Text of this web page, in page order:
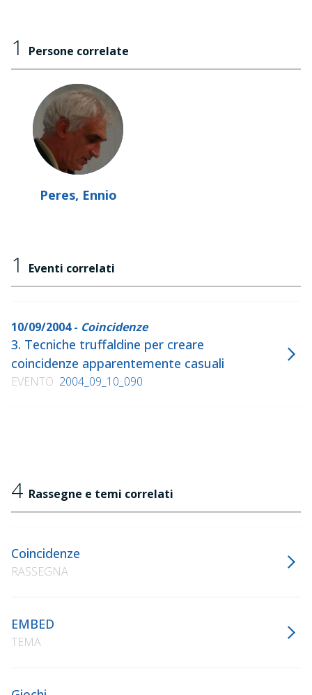
1 Persone correlate
Peres, Ennio
1 Eventi correlati
10/09/2004 - Coincidenze
3. Tecniche truffaldine per creare
coincidenze apparentemente casuali
EVENTO 2004_09_10_090
4 Rassegne e temi correlati
Coincidenze
RASSEGNA
EMBED
TEMA